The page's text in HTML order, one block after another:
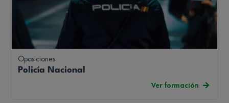
Oposiciones
Policía Nacional
Ver formación